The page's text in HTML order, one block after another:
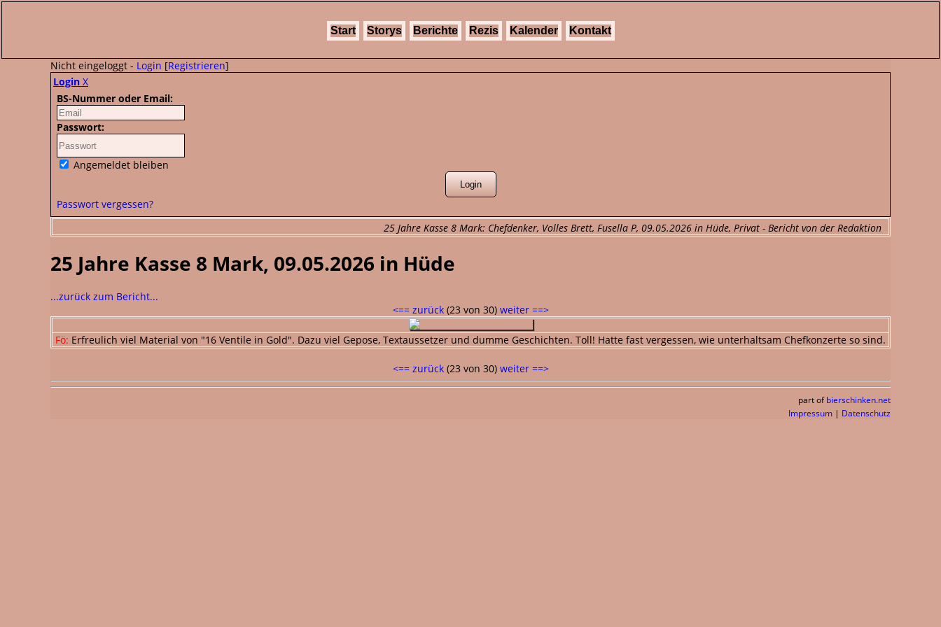
Start Storys Berichte Rezis Kalender Kontakt
Nicht eingeloggt - Login [Registrieren]
Login X
BS-Nummer oder Email:
Passwort:
Angemeldet bleiben
Passwort vergessen?
25 Jahre Kasse 8 Mark: Chefdenker, Volles Brett, Fusella P, 09.05.2026 in Hüde, Privat - Bericht von der Redaktion
25 Jahre Kasse 8 Mark, 09.05.2026 in Hüde
...zurück zum Bericht...
<== zurück(23 von 30) weiter ==>
Fö: Erfreulich viel Material von "16 Ventile in Gold". Dazu viel Gepose, Textaussetzer und dumme Geschichten. Toll! Hatte fast vergessen, wie unterhaltsam Chefkonzerte so sind.
<== zurück(23 von 30) weiter ==>
part of bierschinken.net
Impressum | Datenschutz